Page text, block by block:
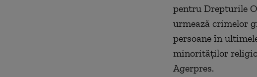
pentru Drepturile
urmează crimelor
persoane în
minorităţilor
Agerpres.